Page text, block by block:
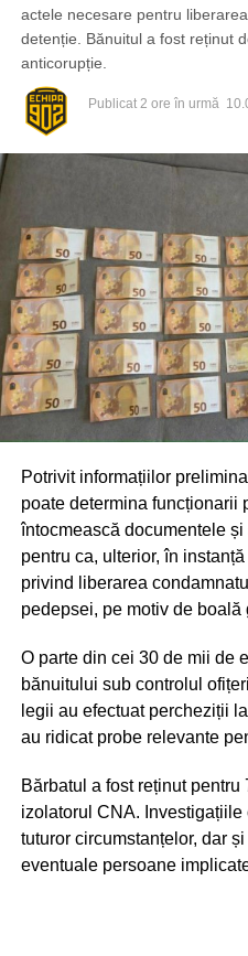
actele necesare pentru
detenție. Bănuitul a fost reținut
anticorupție.
Publicat 2 ore în urmă
Potrivit informațiilor
poate determina funcționarii
întocmească documentele
pentru ca, ulterior, în
privind liberarea
pedepsei, pe motiv de boală
O parte din cei 30 de mii de
bănuitului sub controlul
legii au efectuat percheziții
au ridicat probe relevante
Bărbatul a fost reținut
izolatorul CNA.
tuturor circumstanțelor, dar
eventuale persoane